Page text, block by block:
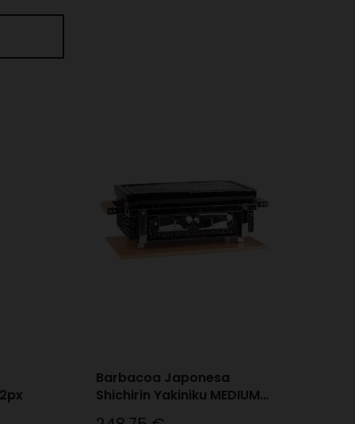
Barbacoa Japonesa
Shichirin Yakiniku MEDIUM